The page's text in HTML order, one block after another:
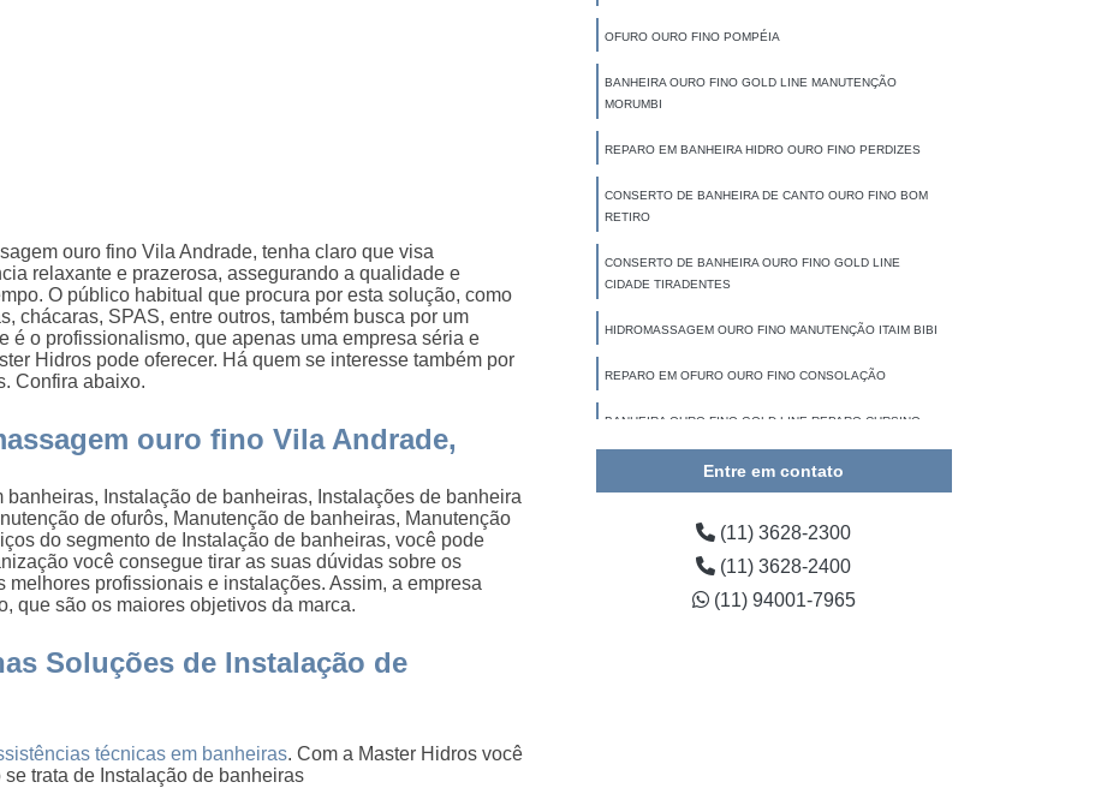
ouro fino Vila Andrade, tenha claro que visa
relaxante e prazerosa, assegurando a qualidade e
O público habitual que procura por esta solução, como
chácaras, SPAS, entre outros, também busca por um
é o profissionalismo, que apenas uma empresa séria e
Hidros pode oferecer. Há quem se interesse também por
Confira abaixo.
ouro fino Vila Andrade,
Instalação de banheiras, Instalações de banheira
de ofurôs, Manutenção de banheiras, Manutenção
do segmento de Instalação de banheiras, você pode
você consegue tirar as suas dúvidas sobre os
melhores profissionais e instalações. Assim, a empresa
que são os maiores objetivos da marca.
Soluções de Instalação de
técnicas em banheiras. Com a Master Hidros você
trata de Instalação de banheiras
OFURO OURO FINO POMPÉIA
BANHEIRA OURO FINO GOLD LINE MANUTENÇÃO
MORUMBI
REPARO EM BANHEIRA HIDRO OURO FINO PERDIZES
CONSERTO DE BANHEIRA DE CANTO OURO FINO BOM
RETIRO
CONSERTO DE BANHEIRA OURO FINO GOLD LINE
CIDADE TIRADENTES
HIDROMASSAGEM OURO FINO MANUTENÇÃO ITAIM BIBI
REPARO EM OFURO OURO FINO CONSOLAÇÃO
BANHEIRA OURO FINO GOLD LINE REPARO CURSINO
BANHEIRA DE CANTO OURO FINO REPARO PARQUE
Entre em contato
(11) 3628-2300
(11) 3628-2400
(11) 94001-7965